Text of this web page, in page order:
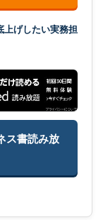
げしたい実務担
ス書読み放